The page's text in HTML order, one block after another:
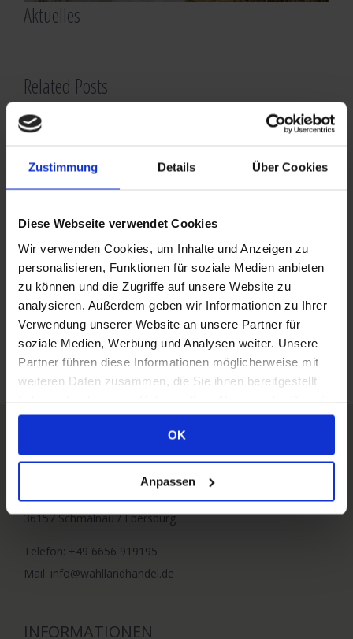
Zustimmung Details Über Cookies
Diese Webseite verwendet Cookies
Wir verwenden Cookies, um Inhalte und Anzeigen zu
personalisieren, Funktionen für soziale Medien anbieten
zu können und die Zugriffe auf unsere Website zu
analysieren. Außerdem geben wir Informationen zu Ihrer
Verwendung unserer Website an unsere Partner für
soziale Medien, Werbung und Analysen weiter. Unsere
Partner führen diese Informationen möglicherweise mit
weiteren Daten zusammen, die Sie ihnen bereitgestellt
gesammelt haben. Sie geben Einwilligung zu unseren
Cookies, wenn Sie unsere Webseite weiterhin nutzen.
OK
Anpassen
Aktuelles
Related Posts
PERLKA®-NP Starter
März 22nd,
2016
Kommentare deaktiviert
PERLKA®-
NP
Starter
ABCert Februar 2016 online!
Januar 31st, 2016 | 134
Comments
WAHL LANDHANDEL
36157 Schmalnau / Ebersburg
Telefon: +49 6656 919195
Mail: info@wahllandhandel.de
INFORMATIONEN